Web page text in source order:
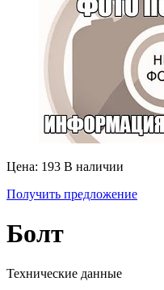
Цена: 193 В наличии
Получить предложение
Болт
Технические данные